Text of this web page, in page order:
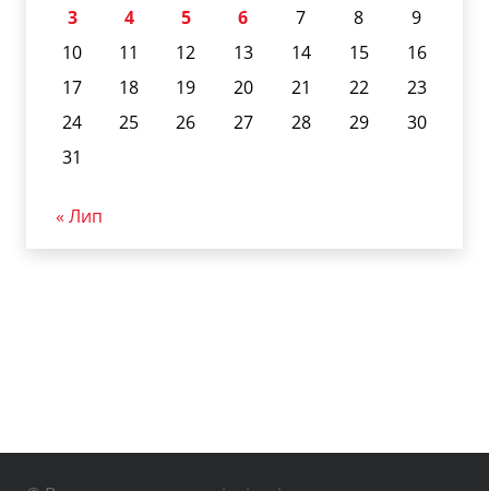
3
4 5 6 7 8
9
10
11 12 13 14 15
16
17
18 19 20 21 22
23
24
25 26 27 28 29
30
31
« Лип